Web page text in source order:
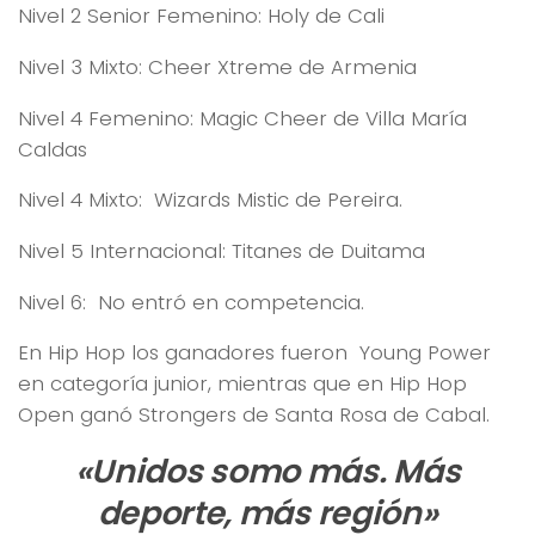
Nivel 2 Senior Femenino: Holy de Cali
Nivel 3 Mixto: Cheer Xtreme de Armenia
Nivel 4 Femenino: Magic Cheer de Villa María
Caldas
Nivel 4 Mixto: Wizards Mistic de Pereira.
Nivel 5 Internacional: Titanes de Duitama
Nivel 6: No entró en competencia.
En Hip Hop los ganadores fueron Young Power
en categoría junior, mientras que en Hip Hop
Open ganó Strongers de Santa Rosa de Cabal.
«Unidos somo más. Más
deporte, más región»